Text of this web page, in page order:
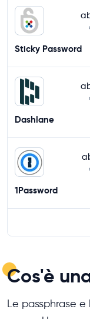
Sticky Password
Dashlane
1Password
Cos'è
Le passphrase